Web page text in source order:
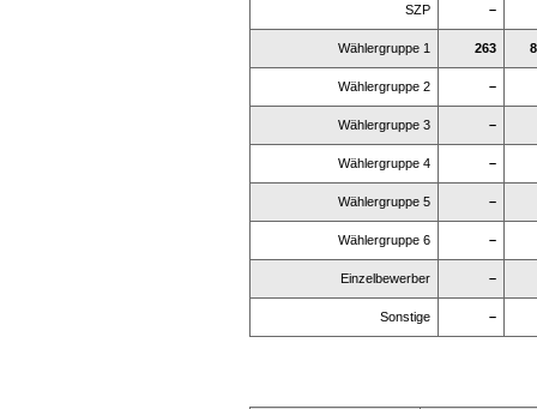
SZP –
Wählergruppe 1 263
Wählergruppe 2 –
Wählergruppe 3 –
Wählergruppe 4 –
Wählergruppe 5 –
Wählergruppe 6 –
Einzelbewerber –
Sonstige –